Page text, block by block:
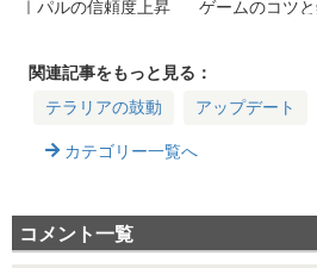
｜パルの信頼度上昇
ゲームのコツ
関連記事をもっと見る：
テラリアの鼓動
アップデート
カテゴリー一覧へ
コメント一覧